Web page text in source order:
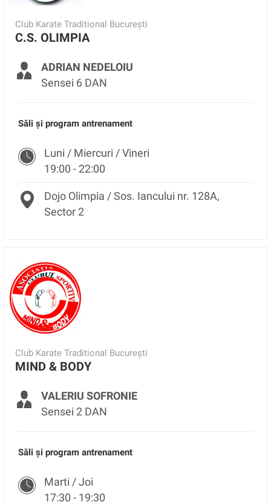
Club Karate Traditional București
C.S. OLIMPIA
ADRIAN NEDELOIU
Sensei 6 DAN
Săli și program antrenament
Luni / Miercuri / Vineri
19:00 - 22:00
Dojo Olimpia / Sos. Iancului nr. 128A,
Sector 2
Club Karate Traditional București
MIND & BODY
VALERIU SOFRONIE
Sensei 2 DAN
Săli și program antrenament
Marti / Joi
17:30 - 19:30